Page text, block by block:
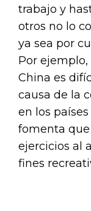
trabajo y
otros no lo
ya sea por
Por
China es
causa de la
en los
fomenta
ejercicios al
fines